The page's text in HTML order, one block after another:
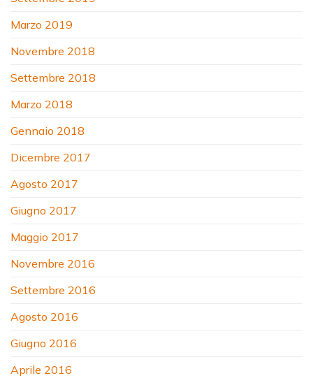
Marzo 2019
Novembre 2018
Settembre 2018
Marzo 2018
Gennaio 2018
Dicembre 2017
Agosto 2017
Giugno 2017
Maggio 2017
Novembre 2016
Settembre 2016
Agosto 2016
Giugno 2016
Aprile 2016